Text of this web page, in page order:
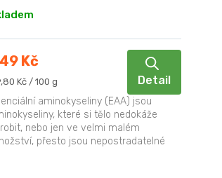
Kč
Kč / 100 g Detail
aminokyseliny (EAA) jsou
které si tělo nedokáže
nebo jen ve velmi malém
přesto jsou nepostradatelné